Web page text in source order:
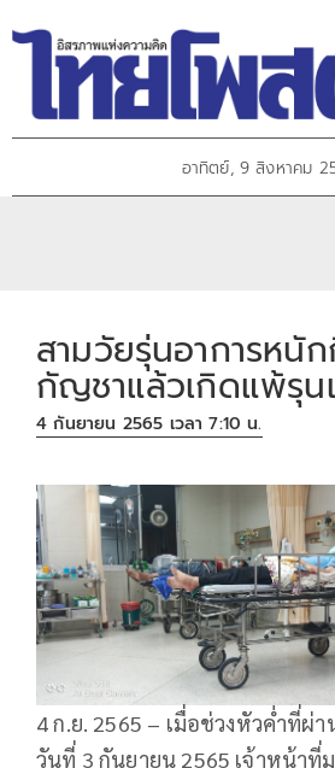
อาทิตย์, 9 สิงหาคม
สามวัยรุ่นอาการหนั
กัญชาแล้วเกิดแพ้รุน
4 กันยายน 2565 เวลา 7:10 น.
4 ก.ย. 2565 – เมื่อช่วงหัวค่ำที่ผ่า
วันที่ 3 กันยายน 2565 เจ้าหน้า